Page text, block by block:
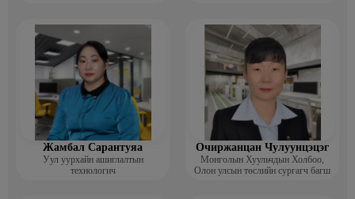
Жамбал Сарантуяа
Уул уурхайн ашиглалтын
технологич
Очиржанцан Чулуунцэцэг
Монголын Хуульчдын Холбоо,
Олон улсын төслийн сургагч багш